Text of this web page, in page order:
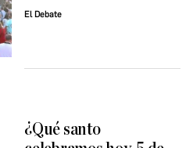
El Debate
¿Qué santo